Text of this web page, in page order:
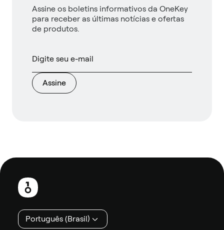
Assine os boletins informativos da OneKey
para receber as últimas notícias e ofertas
de produtos.
Assine
Rodapé
Português (Brasil)